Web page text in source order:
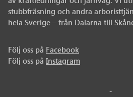
stubbfräsning och andra
hela Sverige – från Dalarna till
Följ oss på Facebook
Följ oss på Instagram